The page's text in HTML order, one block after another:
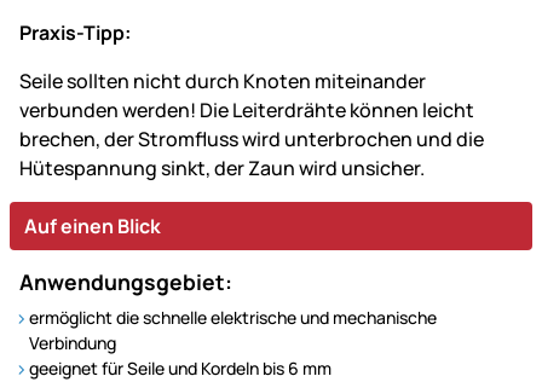
Praxis-Tipp:
Seile sollten nicht durch Knoten miteinander
verbunden werden! Die Leiterdrähte können leicht
brechen, der Stromfluss wird unterbrochen und die
Hütespannung sinkt, der Zaun wird unsicher.
Auf einen Blick
Anwendungsgebiet:
ermöglicht die schnelle elektrische und mechanische
Verbindung
geeignet für Seile und Kordeln bis 6 mm